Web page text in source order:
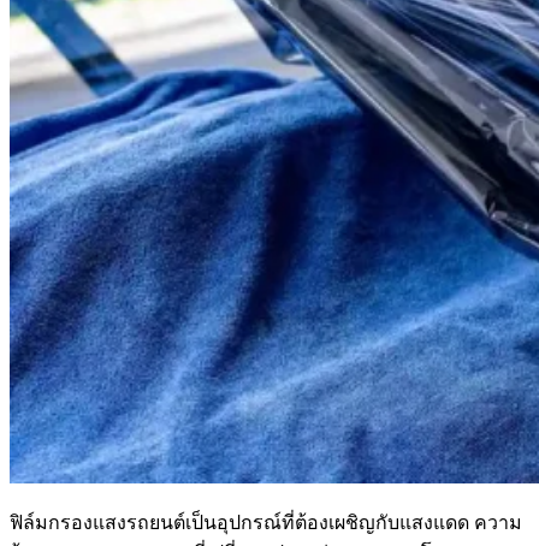
ฟิล์มกรองแสงรถยนต์เป็นอุปกรณ์ที่ต้องเผชิญกับแสงแดด ความ